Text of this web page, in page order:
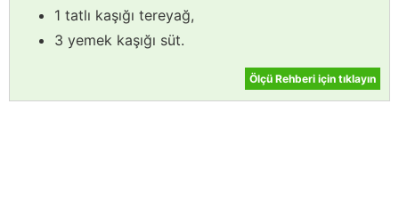
1 tatlı kaşığı tereyağ,
3 yemek kaşığı süt.
Ölçü Rehberi için tıklayın